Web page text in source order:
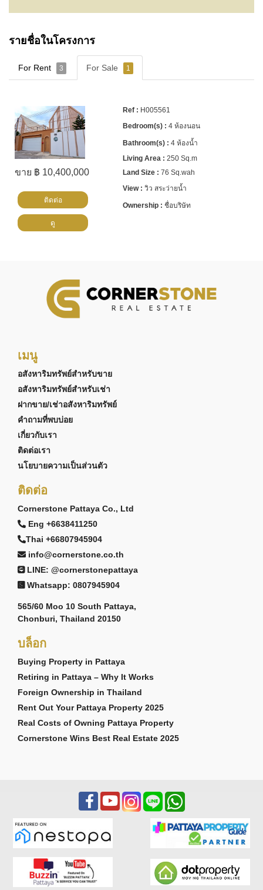
รายชื่อในโครงการ
For Rent 3 For Sale 1
ขาย ฿ 10,400,000
H005561
4 ห้องนอน
4 ห้องน้ำ
250 Sq.m
76 Sq.wah
วิว สระว่ายน้ำ
ชื่อบริษัท
ติดต่อ
ดู
เมนู
อสังหาริมทรัพย์สำหรับขาย
อสังหาริมทรัพย์สำหรับเช่า
ฝากขาย/เช่าอสังหาริมทรัพย์
คำถามที่พบบ่อย
เกี่ยวกับเรา
ติดต่อเรา
นโยบายความเป็นส่วนตัว
ติดต่อ
Cornerstone Pattaya Co., Ltd
Eng +6638411250
Thai +66807945904
info@cornerstone.co.th
LINE: @cornerstonepattaya
Whatsapp: 0807945904
565/60 Moo 10 South Pattaya,
Chonburi, Thailand 20150
บล็อก
Buying Property in Pattaya
Retiring in Pattaya – Why It Works
Foreign Ownership in Thailand
Rent Out Your Pattaya Property 2025
Real Costs of Owning Pattaya Property
Cornerstone Wins Best Real Estate 2025